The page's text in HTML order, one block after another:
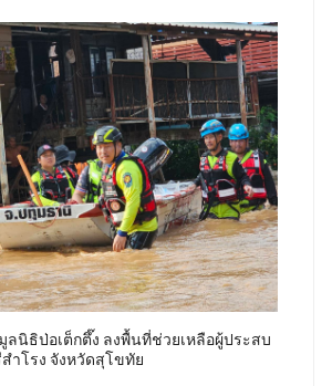
ลนิธิป่อเต็กตึ๊ง ลงพื้นที่ช่วยเหลือผู้ประสบ
ำโรง จังหวัดสุโขทัย